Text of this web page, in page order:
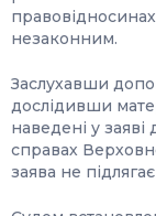
незаконним.
Заслухавши
дослідивши
наведені у
справах
заява не